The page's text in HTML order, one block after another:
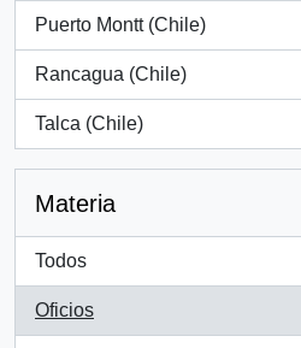
Puerto Montt (Chile)
, 26 resultados
Rancagua (Chile)
, 23 resultados
Talca (Chile)
, 22 resultados
Materia
Todos
Oficios
, 2399 resultados